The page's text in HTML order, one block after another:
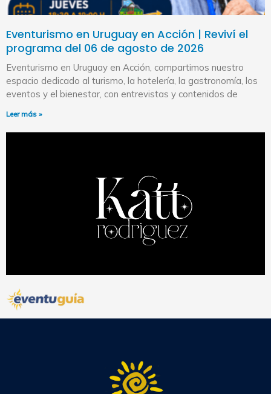
Eventurismo en Uruguay en Acción | Reviví el
programa del 06 de agosto de 2026
Eventurismo en Uruguay en Acción, compartimos nuestro
espacio dedicado al turismo, la hotelería, la gastronomía, los
eventos y el bienestar, con entrevistas y contenidos de
Leer más »